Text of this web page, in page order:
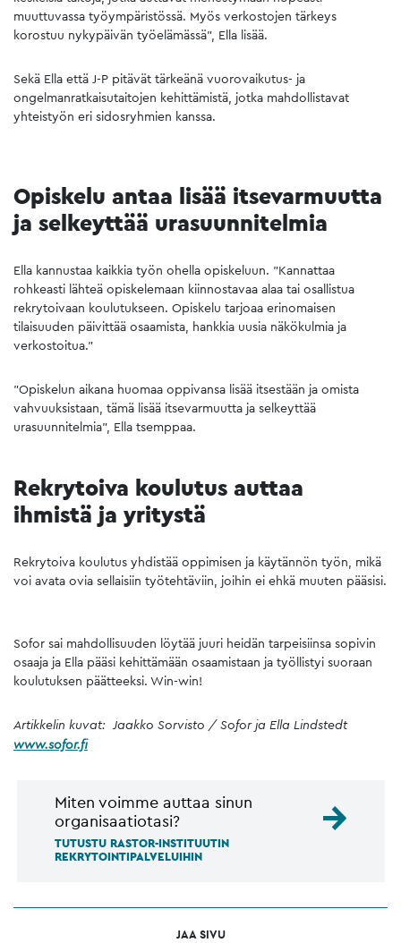
muuttuvassa työympäristössä. Myös verkostojen tärkeys
korostuu nykypäivän työelämässä”, Ella lisää.
Sekä Ella että J-P pitävät tärkeänä vuorovaikutus- ja
ongelmanratkaisutaitojen kehittämistä, jotka mahdollistavat
yhteistyön eri sidosryhmien kanssa.
Opiskelu antaa lisää itsevarmuutta
ja selkeyttää urasuunnitelmia
Ella kannustaa kaikkia työn ohella opiskeluun. ”Kannattaa
rohkeasti lähteä opiskelemaan kiinnostavaa alaa tai osallistua
rekrytoivaan koulutukseen. Opiskelu tarjoaa erinomaisen
tilaisuuden päivittää osaamista, hankkia uusia näkökulmia ja
verkostoitua.”
”Opiskelun aikana huomaa oppivansa lisää itsestään ja omista
vahvuuksistaan, tämä lisää itsevarmuutta ja selkeyttää
urasuunnitelmia”, Ella tsemppaa.
Rekrytoiva koulutus auttaa
ihmistä ja yritystä
Rekrytoiva koulutus yhdistää oppimisen ja käytännön työn, mikä
voi avata ovia sellaisiin työtehtäviin, joihin ei ehkä muuten pääsisi.
Sofor sai mahdollisuuden löytää juuri heidän tarpeisiinsa sopivin
osaaja ja Ella pääsi kehittämään osaamistaan ja työllistyi suoraan
koulutuksen päätteeksi. Win-win!
Artikkelin kuvat: Jaakko Sorvisto / Sofor ja Ella Lindstedt
www.sofor.fi
Miten voimme auttaa sinun
organisaatiotasi?
TUTUSTU RASTOR-INSTITUUTIN
REKRYTOINTIPALVELUIHIN
JAA SIVU